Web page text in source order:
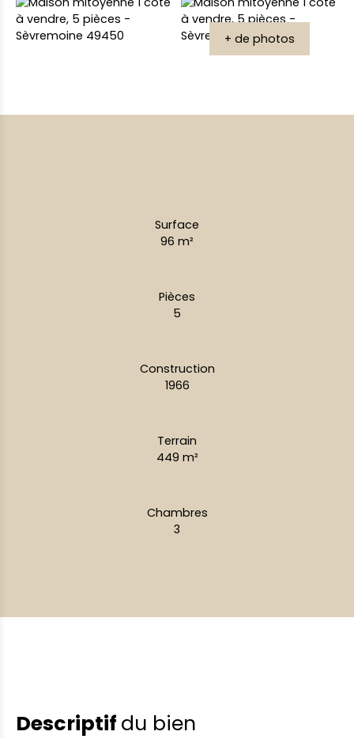
+ de photos
Surface
96 m²
Pièces
5
Construction
1966
Terrain
449 m²
Chambres
3
Descriptif du bien